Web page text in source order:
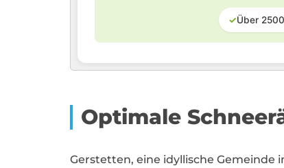
✓Über
Optimale
Gerstetten, eine idyllische